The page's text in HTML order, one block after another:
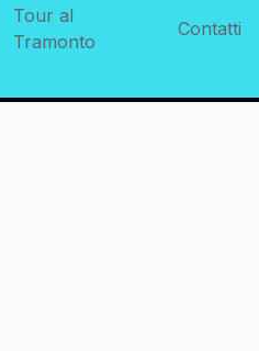
Tour al
Tramonto
Contatti